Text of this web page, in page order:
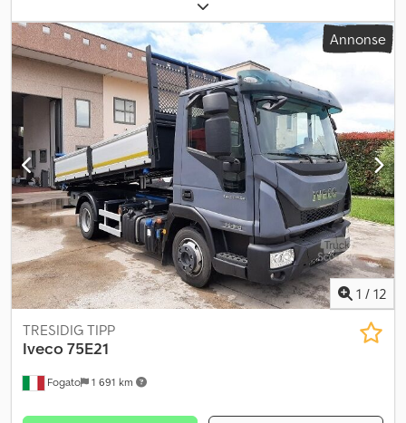
mekanisk, utslippsklasse:Euro 6, antall seter:7, Byggeår:2017,
Utstyr:ABS, aircondition, elektronisk stabilitetsprogram (ESP),
har hatt en ulykke, partikkelfilter, sentral låsing
Annonse
1 / 12
Fogato 1 691 km
TRESIDIG TIPP
Iveco75E21